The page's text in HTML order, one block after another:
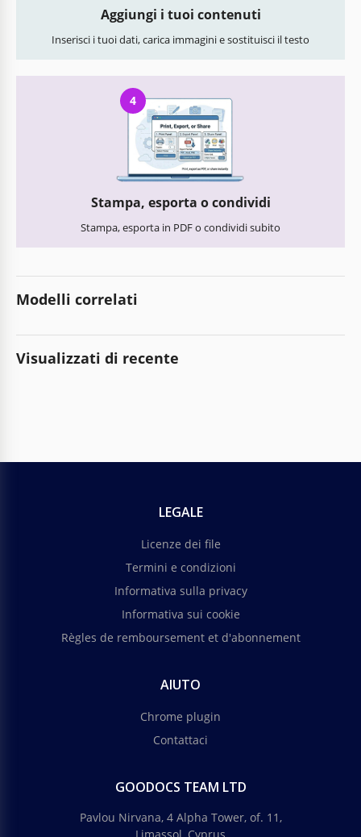
Aggiungi i tuoi contenuti
Inserisci i tuoi dati, carica immagini e sostituisci il testo
4
Stampa, esporta o condividi
Stampa, esporta in PDF o condividi subito
Modelli correlati
Visualizzati di recente
LEGALE
Licenze dei file
Termini e condizioni
Informativa sulla privacy
Informativa sui cookie
Règles de remboursement et d'abonnement
AIUTO
Chrome plugin
Contattaci
GOODOCS TEAM LTD
Pavlou Nirvana, 4 Alpha Tower, of. 11,